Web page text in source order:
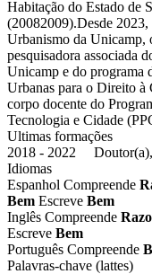
Habitação do Estado de
(20082009).Desde
Urbanismo da Unicamp,
pesquisadora associada
Unicamp e do programa
Urbanas para o Direito à
corpo docente do
Tecnologia e Cidade
Ultimas formações
2018 - 2022 Doutor(a),
Idiomas
Espanhol Compreende
Bem Escreve Bem
Inglês Compreende
Escreve Bem
Português Compreende
Palavras-chave (lattes)